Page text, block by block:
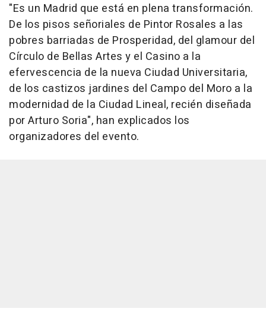
"Es un Madrid que está en plena transformación.
De los pisos señoriales de Pintor Rosales a las
pobres barriadas de Prosperidad, del glamour del
Círculo de Bellas Artes y el Casino a la
efervescencia de la nueva Ciudad Universitaria,
de los castizos jardines del Campo del Moro a la
modernidad de la Ciudad Lineal, recién diseñada
por Arturo Soria", han explicados los
organizadores del evento.